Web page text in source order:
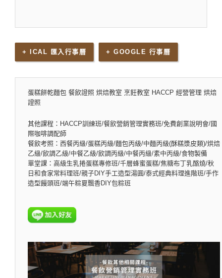
+ ICAL 匯入行事曆 + GOOGLE 行事曆
蛋糕餅乾麵包 餐飲證照 烘焙教室 烹飪教室 HACCP 經營管理 烘焙
證照
其他課程：HACCP訓練班/餐飲營銷管理實務班/免費創業說明會/國
際咖啡調配師
餐飲考照：西餐丙級/蛋糕丙級/麵包丙級/中麵丙級(酥糕漿皮類)/烘焙
乙級/飲調乙級/中餐乙級/飲調丙級/中餐丙級/素中丙級/食物製備
單堂課：高級生乳捲蛋糕專修班/千層蜂蜜蛋糕/焦糖布丁乳酪燒/秋
日和食家常料理班/親子DIY手工造型湯圓/泰式經典料理進階班/手作
造型饅頭班/端午粽夏飄香DIY包粽班